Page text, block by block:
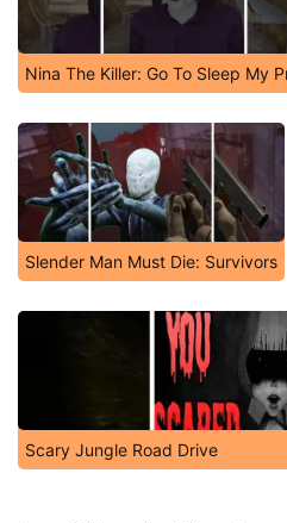
Nina The Killer: Go To Sleep My
Slender Man Must Die: Survivors
Scary Jungle Road Drive